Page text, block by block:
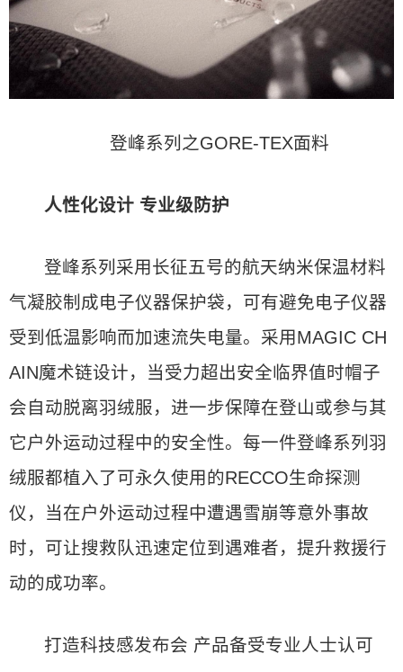
登峰系列之GORE-TEX面料
人性化设计 专业级防护
登峰系列采用长征五号的航天纳米保温材料
气凝胶制成电子仪器保护袋，可有避免电子仪器
受到低温影响而加速流失电量。采用MAGIC CH
AIN魔术链设计，当受力超出安全临界值时帽子
会自动脱离羽绒服，进一步保障在登山或参与其
它户外运动过程中的安全性。每一件登峰系列羽
绒服都植入了可永久使用的RECCO生命探测
仪，当在户外运动过程中遭遇雪崩等意外事故
时，可让搜救队迅速定位到遇难者，提升救援行
动的成功率。
打造科技感发布会 产品备受专业人士认可